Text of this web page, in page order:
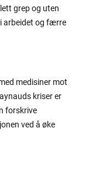
grep og uten
arbeidet og færre
medisiner mot
kriser er
forskrive
ved å øke